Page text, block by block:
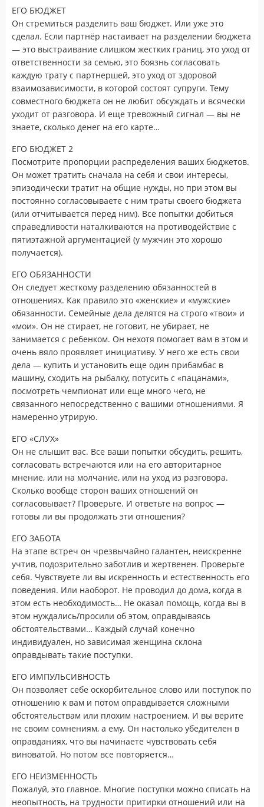
ЕГО БЮДЖЕТ
Он стремиться разделить ваш бюджет. Или уже это
сделал. Если партнёр настаивает на разделении бюджета
— это выстраивание слишком жестких границ, это уход от
ответственности за семью, это боязнь согласовать
каждую трату с партнершей, это уход от здоровой
взаимозависимости, в которой состоят супруги. Тему
совместного бюджета он не любит обсуждать и всячески
уходит от разговора. И еще тревожный сигнал — вы не
знаете, сколько денег на его карте…
ЕГО БЮДЖЕТ 2
Посмотрите пропорции распределения ваших бюджетов.
Он может тратить сначала на себя и свои интересы,
эпизодически тратит на общие нужды, но при этом вы
постоянно согласовываете с ним траты своего бюджета
(или отчитывается перед ним). Все попытки добиться
справедливости наталкиваются на противодействие с
пятиэтажной аргументацией (у мужчин это хорошо
получается).
ЕГО ОБЯЗАННОСТИ
Он следует жесткому разделению обязанностей в
отношениях. Как правило это «женские» и «мужские»
обязанности. Семейные дела делятся на строго «твои» и
«мои». Он не стирает, не готовит, не убирает, не
занимается с ребенком. Он нехотя помогает вам в этом и
очень вяло проявляет инициативу. У него же есть свои
дела — купить и установить еще один прибамбас в
машину, сходить на рыбалку, потусить с «пацанами»,
посмотреть чемпионат или еще много чего, не
связанного непосредственно с вашими отношениями. Я
намеренно утрирую.
ЕГО «СЛУХ»
Он не слышит вас. Все ваши попытки обсудить, решить,
согласовать встречаются или на его авторитарное
мнение, или на молчание, или на уход из разговора.
Сколько вообще сторон ваших отношений он
согласовывает? Проверьте. И ответьте на вопрос —
готовы ли вы продолжать эти отношения?
ЕГО ЗАБОТА
На этапе встреч он чрезвычайно галантен, неискренне
учтив, подозрительно заботлив и жертвенен. Проверьте
себя. Чувствуете ли вы искренность и естественность его
поведения. Или наоборот. Не проводил до дома, когда в
этом есть необходимость… Не оказал помощь, когда вы в
этом нуждались/просили об этом, оправдываясь
обстоятельствами… Каждый случай конечно
индивидуален, но зависимая женщина склона
оправдывать такие поступки.
ЕГО ИМПУЛЬСИВНОСТЬ
Он позволяет себе оскорбительное слово или поступок по
отношению к вам и потом оправдывается сложными
обстоятельствам или плохим настроением. И вы верите
не своим сомнениям, а ему. Он настолько убедителен в
оправданиях, что вы начинаете чувствовать себя
виноватой. Но потом все повторяется…
ЕГО НЕИЗМЕННОСТЬ
Пожалуй, это главное. Многие поступки можно списать на
неопытность, на трудности притирки отношений или на